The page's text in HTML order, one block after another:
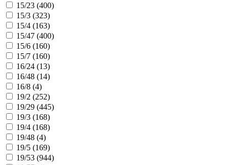
15/23 (400)
15/3 (323)
15/4 (163)
15/47 (400)
15/6 (160)
15/7 (160)
16/24 (13)
16/48 (14)
16/8 (4)
19/2 (252)
19/29 (445)
19/3 (168)
19/4 (168)
19/48 (4)
19/5 (169)
19/53 (944)